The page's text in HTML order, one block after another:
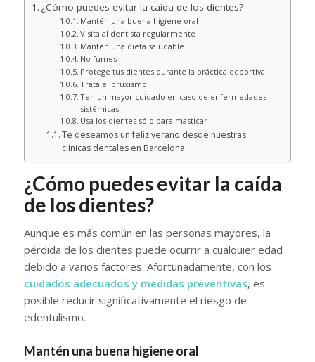
¿Cómo puedes evitar la caída de los dientes?
Mantén una buena higiene oral
Visita al dentista regularmente
Mantén una dieta saludable
No fumes
Protege tus dientes durante la práctica deportiva
Trata el bruxismo
Ten un mayor cuidado en caso de enfermedades
sistémicas
Usa los dientes sólo para masticar
Te deseamos un feliz verano desde nuestras
clínicas dentales en Barcelona
¿Cómo puedes evitar la caída
de los dientes?
Aunque es más común en las personas mayores, la
pérdida de los dientes puede ocurrir a cualquier edad
debido a varios factores. Afortunadamente, con los
cuidados adecuados y medidas preventivas, es
posible reducir significativamente el riesgo de
edentulismo.
Mantén una buena higiene oral